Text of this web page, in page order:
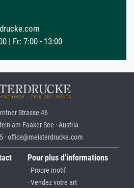
| Fr: 7:00 - 13:00
Strasse 46
am Faaker See · Austria
· office@meisterdrucke.com
Pour plus d'informations
· Propre motif
· Vendez votre art